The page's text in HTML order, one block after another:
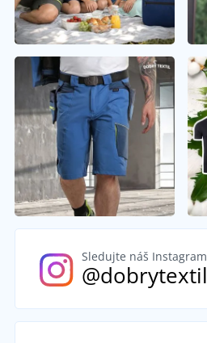
Sledujte náš Instagram
@dobrytextil